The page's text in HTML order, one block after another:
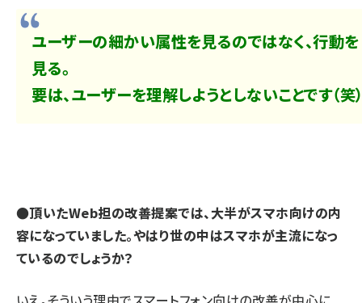
ユーザーの細かい属性を見るのではなく、行動を
見る。
要は、ユーザーを理解しようとしないことです（笑
●頂いたWeb担の改善提案では、大半がスマホ向けの内
容になっていました。やはり世の中はスマホが主流になっ
ているのでしょうか？